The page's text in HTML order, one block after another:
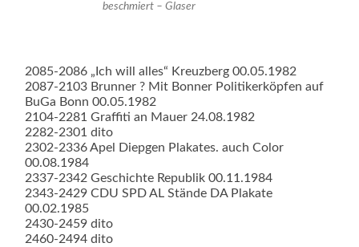
beschmiert – Glaser
2085-2086 „Ich will alles“ Kreuzberg 00.05.1982
2087-2103 Brunner ? Mit Bonner Politikerköpfen auf
BuGa Bonn 00.05.1982
2104-2281 Graffiti an Mauer 24.08.1982
2282-2301 dito
2302-2336 Apel Diepgen Plakates. auch Color
00.08.1984
2337-2342 Geschichte Republik 00.11.1984
2343-2429 CDU SPD AL Stände DA Plakate
00.02.1985
2430-2459 dito
2460-2494 dito